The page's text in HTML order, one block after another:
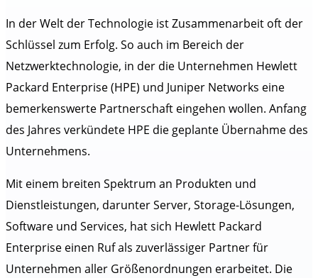
In der Welt der Technologie ist Zusammenarbeit oft der
Schlüssel zum Erfolg. So auch im Bereich der
Netzwerktechnologie, in der die Unternehmen Hewlett
Packard Enterprise (HPE) und Juniper Networks eine
bemerkenswerte Partnerschaft eingehen wollen. Anfang
des Jahres verkündete HPE die geplante Übernahme des
Unternehmens.
Mit einem breiten Spektrum an Produkten und
Dienstleistungen, darunter Server, Storage-Lösungen,
Software und Services, hat sich Hewlett Packard
Enterprise einen Ruf als zuverlässiger Partner für
Unternehmen aller Größenordnungen erarbeitet. Die